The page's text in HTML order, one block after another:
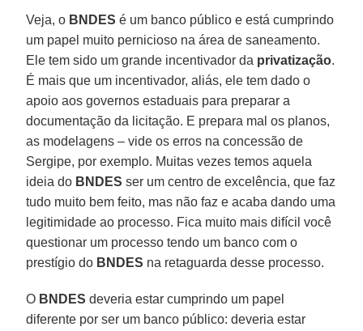
Veja, o BNDES é um banco público e está cumprindo
um papel muito pernicioso na área de saneamento.
Ele tem sido um grande incentivador da privatização.
É mais que um incentivador, aliás, ele tem dado o
apoio aos governos estaduais para preparar a
documentação da licitação. E prepara mal os planos,
as modelagens – vide os erros na concessão de
Sergipe, por exemplo. Muitas vezes temos aquela
ideia do BNDES ser um centro de excelência, que faz
tudo muito bem feito, mas não faz e acaba dando uma
legitimidade ao processo. Fica muito mais difícil você
questionar um processo tendo um banco com o
prestígio do BNDES na retaguarda desse processo.
O BNDES deveria estar cumprindo um papel
diferente por ser um banco público: deveria estar